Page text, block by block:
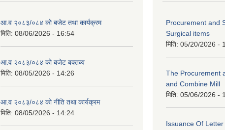
आ.व २०८३/०८४ को बजेट तथा कार्यक्रम
मिति: 08/06/2026 - 16:54
आ.व २०८३/०८४ को बजेट बक्तब्य
मिति: 08/05/2026 - 14:26
आ.व २०८३/०८४ को नीति तथा कार्यक्रम
मिति: 08/05/2026 - 14:24
Procurement and
Surgical items
मिति: 05/20/2026 -
The Procurement
and Combine Mill
मिति: 05/06/2026 -
Issuance Of